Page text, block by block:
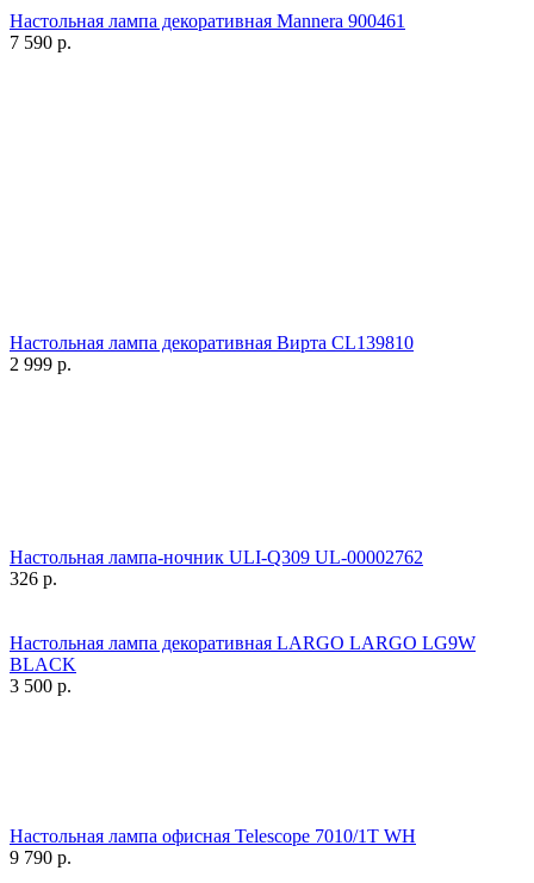
Настольная лампа декоративная Mannera 900461
7 590 р.
Настольная лампа декоративная Вирта CL139810
2 999 р.
Настольная лампа-ночник ULI-Q309 UL-00002762
326 р.
Настольная лампа декоративная LARGO LARGO LG9W
BLACK
3 500 р.
Настольная лампа офисная Telescope 7010/1T WH
9 790 р.